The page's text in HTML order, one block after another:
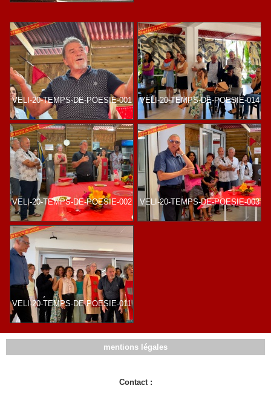
VELI-20-TEMPS-DE-POESIE-001 VELI-20-TEMPS-DE-POESIE-014
VELI-20-TEMPS-DE-POESIE-002 VELI-20-TEMPS-DE-POESIE-003
VELI-20-TEMPS-DE-POESIE-011
mentions légales
Contact :